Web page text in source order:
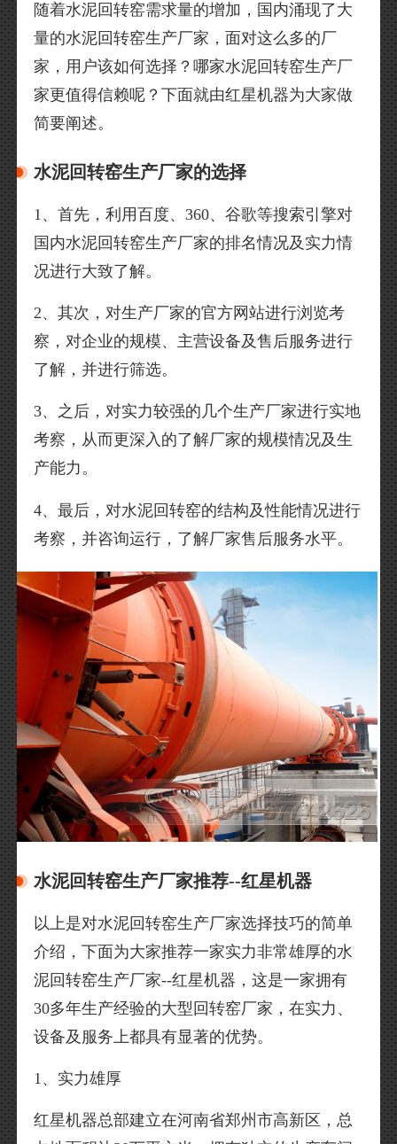
随着水泥回转窑需求量的增加，国内涌现了大
量的水泥回转窑生产厂家，面对这么多的厂
家，用户该如何选择？哪家水泥回转窑生产厂
家更值得信赖呢？下面就由红星机器为大家做
简要阐述。
水泥回转窑生产厂家的选择
1、首先，利用百度、360、谷歌等搜索引擎对
国内水泥回转窑生产厂家的排名情况及实力情
况进行大致了解。
2、其次，对生产厂家的官方网站进行浏览考
察，对企业的规模、主营设备及售后服务进行
了解，并进行筛选。
3、之后，对实力较强的几个生产厂家进行实地
考察，从而更深入的了解厂家的规模情况及生
产能力。
4、最后，对水泥回转窑的结构及性能情况进行
考察，并咨询运行，了解厂家售后服务水平。
水泥回转窑生产厂家推荐--红星机器
以上是对水泥回转窑生产厂家选择技巧的简单
介绍，下面为大家推荐一家实力非常雄厚的水
泥回转窑生产厂家--红星机器，这是一家拥有
30多年生产经验的大型回转窑厂家，在实力、
设备及服务上都具有显著的优势。
1、实力雄厚
红星机器总部建立在河南省郑州市高新区，总